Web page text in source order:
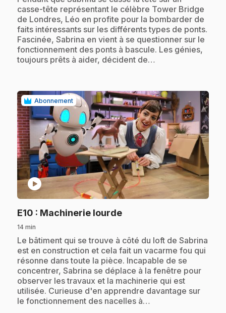
casse-tête représentant le célèbre Tower Bridge
de Londres, Léo en profite pour la bombarder de
faits intéressants sur les différents types de ponts.
Fascinée, Sabrina en vient à se questionner sur le
fonctionnement des ponts à bascule. Les génies,
toujours prêts à aider, décident de…
Abonnement
play_circle
E10 : Machinerie lourde.
14 min
.Le bâtiment qui se trouve à côté du loft de Sabrina
est en construction et cela fait un vacarme fou qui
résonne dans toute la pièce. Incapable de se
concentrer, Sabrina se déplace à la fenêtre pour
observer les travaux et la machinerie qui est
utilisée. Curieuse d'en apprendre davantage sur
le fonctionnement des nacelles à…